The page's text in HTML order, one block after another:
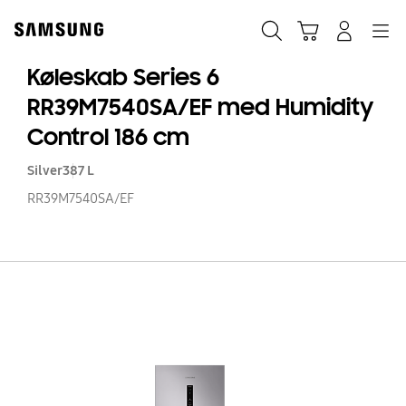
content
Køleskab Series 6
RR39M7540SA/EF med Humidity
Control 186 cm
Silver387 L
RR39M7540SA/EF